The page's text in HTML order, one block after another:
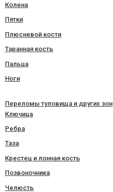
Колена
Пятки
Плюсневой кости
Таранная кость
Пальца
Ноги
Переломы туловища и других зон
Ключица
Ребра
Таза
Крестец и лонная кость
Позвоночника
Челюсть